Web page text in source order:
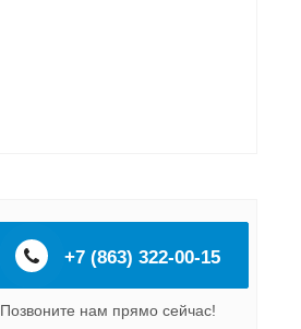
+7 (863) 322-00-15
Позвоните нам прямо сейчас!